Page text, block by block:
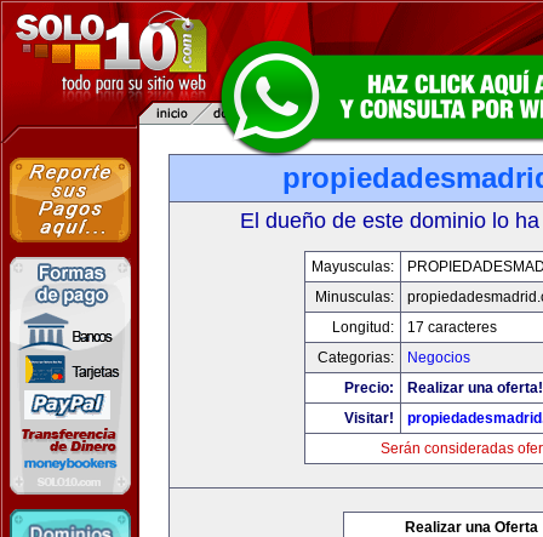
El dueño de este dominio lo
Mayusculas:
Minusculas:
Longitud:
17 caracteres
Categorias:
Negocios
Precio:
Realizar una oferta!
Visitar!
Serán consideradas
Realizar una Oferta